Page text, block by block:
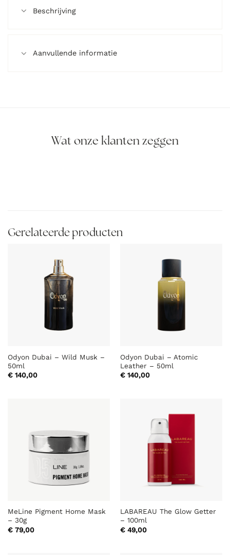
Beschrijving
Aanvullende informatie
Wat onze klanten zeggen
Gerelateerde producten
Odyon Dubai – Wild Musk –
50ml
€140,00
Odyon Dubai – Atomic
Leather – 50ml
€140,00
MeLine Pigment Home Mask
– 30g
€79,00
LABAREAU The Glow Getter
– 100ml
€49,00